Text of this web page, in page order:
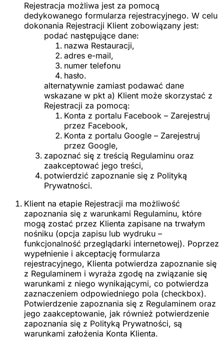
Rejestracja możliwa jest za pomocą
dedykowanego formularza rejestracyjnego. W celu
dokonania Rejestracji Klient zobowiązany jest:
podać następujące dane:
nazwa Restauracji,
adres e-mail,
numer telefonu
hasło.
alternatywnie zamiast podawać dane
wskazane w pkt a) Klient może skorzystać z
Rejestracji za pomocą:
Konta z portalu Facebook – Zarejestruj
przez Facebook,
Konta z portalu Google – Zarejestruj
przez Google,
zapoznać się z treścią Regulaminu oraz
zaakceptować jego treści,
potwierdzić zapoznanie się z Polityką
Prywatności.
Klient na etapie Rejestracji ma możliwość
zapoznania się z warunkami Regulaminu, które
mogą zostać przez Klienta zapisane na trwałym
nośniku (opcja zapisu lub wydruku –
funkcjonalność przeglądarki internetowej). Poprzez
wypełnienie i akceptację formularza
rejestracyjnego, Klienta potwierdza zapoznanie się
z Regulaminem i wyraża zgodę na związanie się
warunkami z niego wynikającymi, co potwierdza
zaznaczeniem odpowiedniego pola (checkbox).
Potwierdzenie zapoznania się z Regulaminem oraz
jego zaakceptowanie, jak również potwierdzenie
zapoznania się z Polityką Prywatności, są
warunkami założenia Konta Klienta.